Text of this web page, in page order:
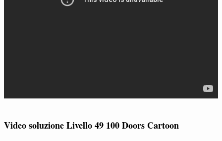
Video soluzione Livello 49 100 Doors Cartoon